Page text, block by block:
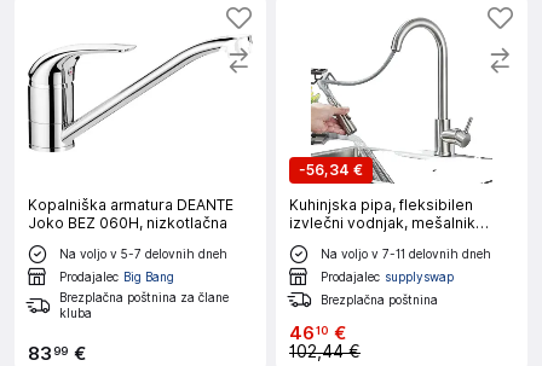
Kopalniška armatura DEANTE
Joko BEZ 060H, nizkotlačna
Na voljo v 5-7 delovnih dneh
Prodajalec Big Bang
Brezplačna poštnina za člane
kluba
8399 €
-56,34 €
Kuhinjska pipa, fleksibilen
izvlečni vodnjak, mešalnik
hladne in tople vode, brušen
nikeljNa voljo v 7-11 delovnih dneh
Prodajalec supplyswap
Brezplačna poštnina
4610 €
102,44 €